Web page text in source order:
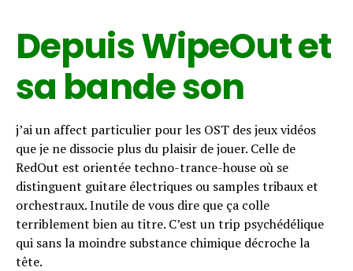
Depuis WipeOut et
sa bande son
j’ai un affect particulier pour les OST des jeux vidéos
que je ne dissocie plus du plaisir de jouer. Celle de
RedOut est orientée techno-trance-house où se
distinguent guitare électriques ou samples tribaux et
orchestraux. Inutile de vous dire que ça colle
terriblement bien au titre. C’est un trip psychédélique
qui sans la moindre substance chimique décroche la
tête.